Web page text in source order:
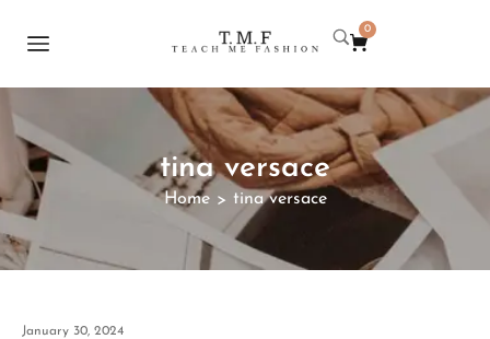
0
tina versace
Home > tina versace
January 30, 2024